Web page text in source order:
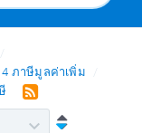
ภาษีมูลค่าเพิ่ม